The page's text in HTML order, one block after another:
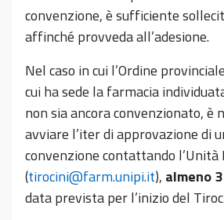
convenzione, è sufficiente
affinché provveda all’adesione.
Nel caso in cui l’Ordine
cui ha sede la farmacia
non sia ancora convenzionato, è
avviare l’iter di approvazione di
convenzione contattando l’Unità
(tirocini@farm.unipi.it), almeno
data prevista per l’inizio del